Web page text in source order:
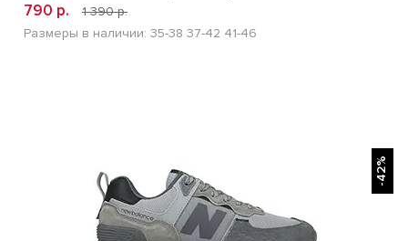
790 р.
1 390 р.
Размеры в наличии: 35-38 37-42 41-46
-42%